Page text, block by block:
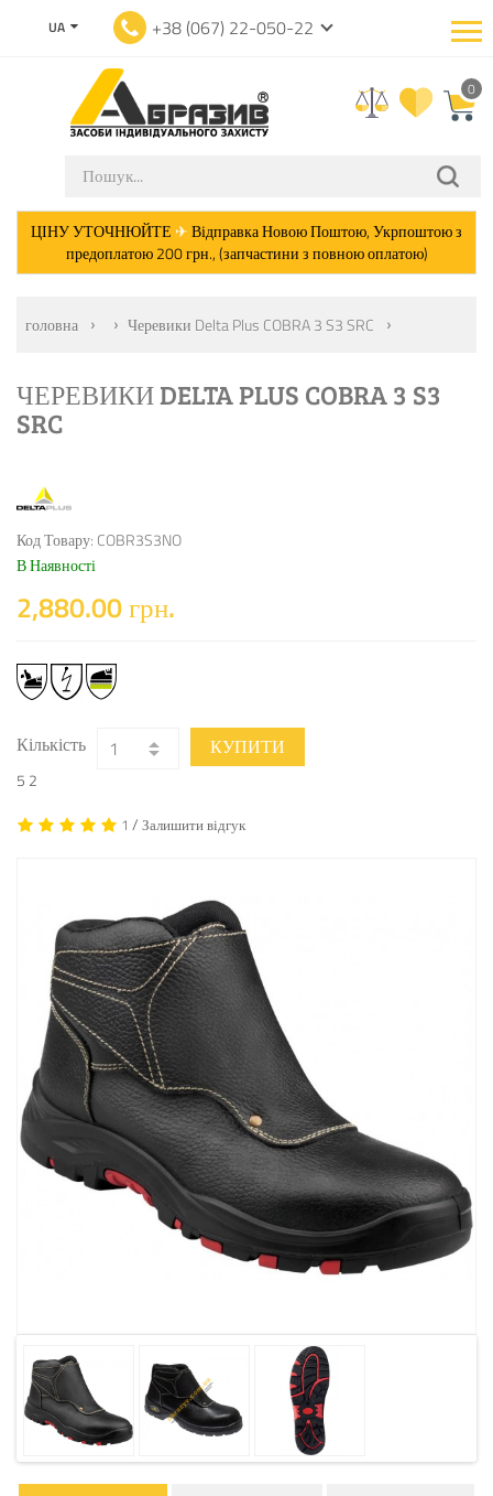
UA +38 (067) 22-050-22
0
ЦІНУ УТОЧНЮЙТЕ ✈Відправка Новою Поштою, Укрпоштою з
предоплатою 200 грн., (запчастини з повною оплатою)
головна Черевики Delta Plus COBRA 3 S3 SRC
ЧЕРЕВИКИ DELTA PLUS COBRA 3 S3
SRC
Код Товару: COBR3S3NO
В Наявності
2,880.00 грн.
Кількість КУПИТИ
5 2
1 / Залишити відгук